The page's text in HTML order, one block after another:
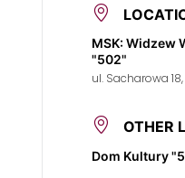
MSK: Widzew
"502"
ul. Sacharowa 18,
OTHER
Dom Kultury